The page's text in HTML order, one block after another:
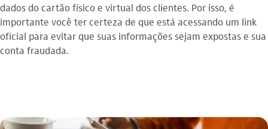
dados do cartão físico e virtual dos clientes. Por isso, é
importante você ter certeza de que está acessando um link
oficial para evitar que suas informações sejam expostas e sua
conta fraudada.